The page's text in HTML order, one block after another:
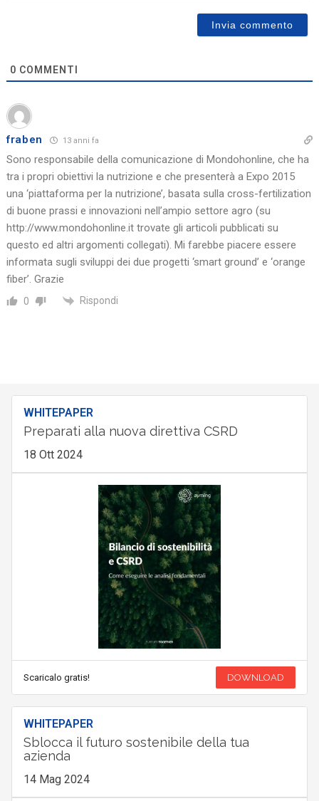
0 COMMENTI
fraben 13 anni fa
Sono responsabile della comunicazione di Mondohonline, che ha
tra i propri obiettivi la nutrizione e che presenterà a Expo 2015
una ‘piattaforma per la nutrizione’, basata sulla cross-fertilization
di buone prassi e innovazioni nell’ampio settore agro (su
http://www.mondohonline.ittrovate gli articoli pubblicati su
questo ed altri argomenti collegati). Mi farebbe piacere essere
informata sugli sviluppi dei due progetti ‘smart ground’ e ‘orange
fiber’. Grazie
0 Rispondi
WHITEPAPER
Preparati alla nuova direttiva CSRD
18 Ott 2024
Scaricalo gratis! DOWNLOAD
WHITEPAPER
Sblocca il futuro sostenibile della tua
azienda
14 Mag 2024